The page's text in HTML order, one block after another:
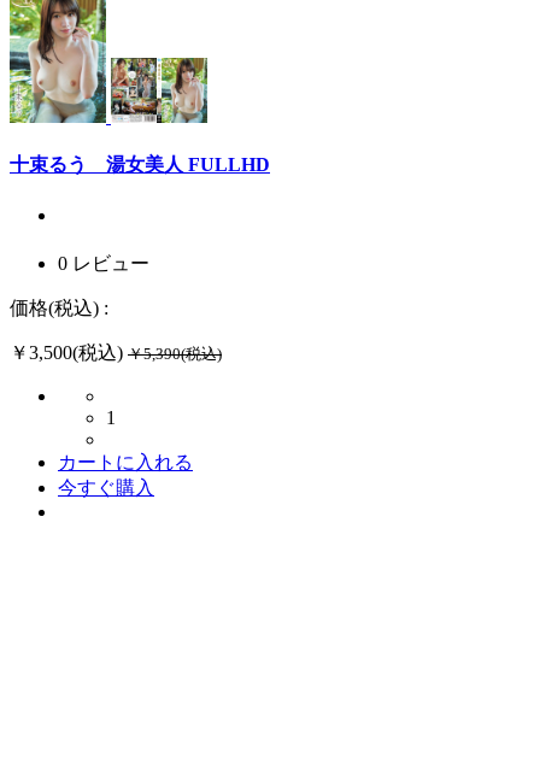
十束るう 湯女美人 FULLHD
0 レビュー
価格(税込) :
￥3,500(税込) ￥5,390(税込)
1
カートに入れる
今すぐ購入